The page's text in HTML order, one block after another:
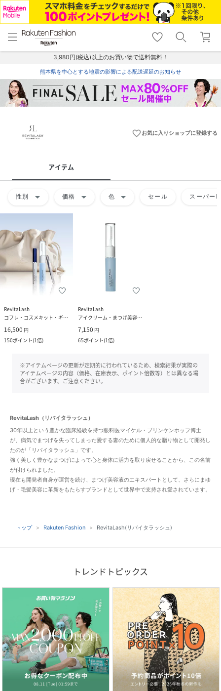
menu home
トップ
shopping_cart lock_outline
ログイン
3,980円(税込)以上のお買い物で送料無料！
熊本県を中心とする地震の影響による配送遅延のお知らせ
favorite_borderお気に入りショップに登録する
アイテム
性別 arrow_drop_down 価格 arrow_drop_down 色 arrow_drop_down セール スーパー
RevitaLash
コフレ・コスメキット・ギフトセット
16,500 円
150ポイント(1倍)
RevitaLash
アイクリーム・まつげ美容液・アイケア
7,150 円
65ポイント(1倍)
※アイテムページの更新が定期的に行われているため、検索結果が実際の
アイテムページの内容（価格、在庫表示、ポイント倍数等）とは異なる場
合がございます。ご注意ください。
RevitaLash（リバイタラッシュ）
30年以上という豊かな臨床経験を持つ眼科医マイケル・ブリンケンホッフ博士
が、病気でまつげを失ってしまった愛する妻のために個人的な贈り物として開発し
たのが「リバイタラッシュ」です。
強く美しく豊かなまつげによって心と身体に活力を取り戻せることから、この名前
が付けられました。
現在も開発者自身が運営を続け、まつげ美容液のエキスパートとして、さらにまゆ
げ・毛髪美容に革新をもたらすブランドとして世界中で支持され愛されています。
トップ Rakuten Fashion RevitaLash(リバイタラッシュ)
トレンドトピックス